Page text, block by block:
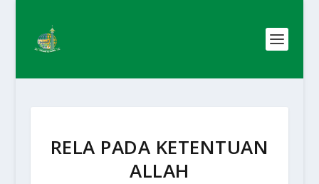
RELA PADA KETENTUAN
ALLAH